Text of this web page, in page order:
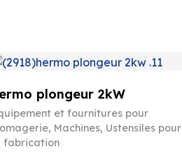
plongeur 2kW
et fournitures pour
, Machines, Ustensiles pour
fabrication